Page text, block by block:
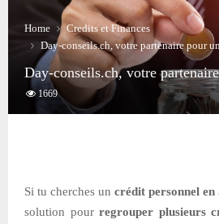
Home
Credits et Finances
Day-conseils.ch, votre partenaire pour
Day-conseils.ch, votre
1669
Si tu cherches un crédit personnel en
solution pour regrouper plusieurs